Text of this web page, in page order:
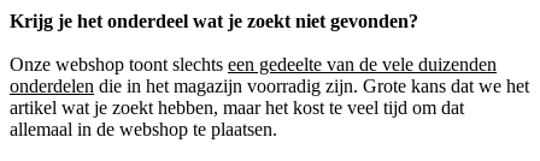
Krijg je het onderdeel wat je zoekt niet gevonden?
Onze webshop toont slechts een gedeelte van de vele duizenden
onderdelen die in het magazijn voorradig zijn. Grote kans dat we het
artikel wat je zoekt hebben, maar het kost te veel tijd om dat
allemaal in de webshop te plaatsen.